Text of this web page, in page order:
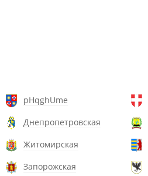
pHqghUme
Днепропетровская
Житомирская
Запорожская